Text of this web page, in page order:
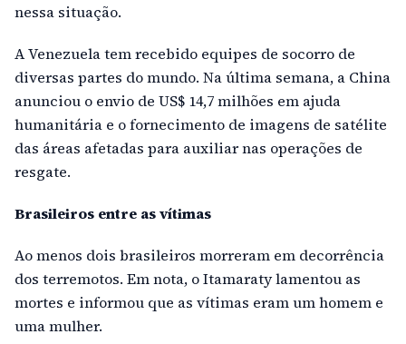
nessa situação.
A Venezuela tem recebido equipes de socorro de
diversas partes do mundo. Na última semana, a China
anunciou o envio de US$ 14,7 milhões em ajuda
humanitária e o fornecimento de imagens de satélite
das áreas afetadas para auxiliar nas operações de
resgate.
Brasileiros entre as vítimas
Ao menos dois brasileiros morreram em decorrência
dos terremotos. Em nota, o Itamaraty lamentou as
mortes e informou que as vítimas eram um homem e
uma mulher.